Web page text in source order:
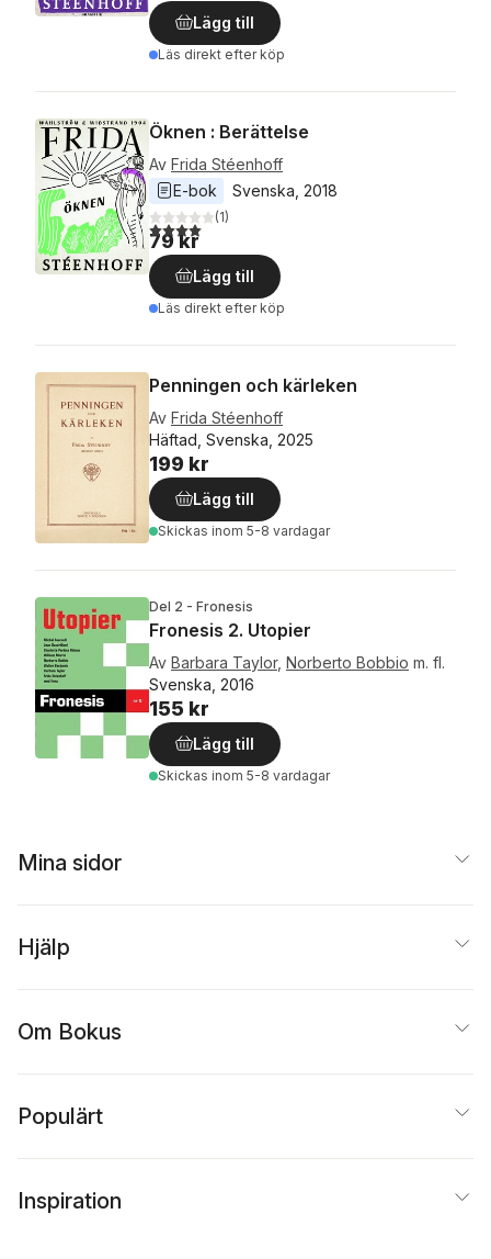
Lägg till
Läs direkt efter köp
Öknen : Berättelse
Av Frida Stéenhoff
E-bok
Svenska 2018
4,0utav 5 stjärnor. Totalt antal röster:
(1)
79 kr
Lägg till
Läs direkt efter köp
Penningen och kärleken
Av Frida Stéenhoff
Häftad, Svenska, 2025
199 kr
Lägg till
Skickas inom 5-8 vardagar
Del 2 - Fronesis
Fronesis 2. Utopier
Av Barbara Taylor, Norberto Bobbio m. fl.
Svenska, 2016
155 kr
Lägg till
Skickas inom 5-8 vardagar
Mina sidor
Hjälp
Om Bokus
Populärt
Inspiration